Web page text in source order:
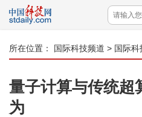
所在位置： 国际科技频道 > 国际科
量子计算与传统超
为